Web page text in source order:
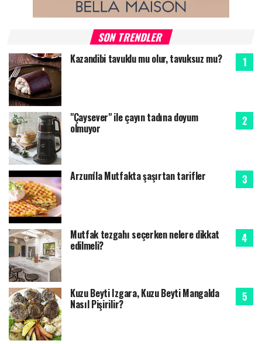
SON TRENDLER
Kazandibi tavuklu mu olur, tavuksuz mu?
"Çaysever" ile çayın tadına doyum
olmuyor
Arzum'la Mutfakta şaşırtan tarifler
Mutfak tezgahı seçerken nelere dikkat
edilmeli?
Kuzu Beyti Izgara, Kuzu Beyti Mangalda
Nasıl Pişirilir?